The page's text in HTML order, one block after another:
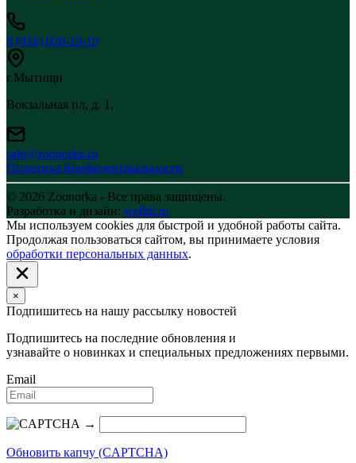
8 (916) 028-19-19
г.Мытищи
Вокзальная пл, д. 1,
sale@zoonorka.ru
Политика Конфиденциальности
© 2026 Zoonorka - Все права защищены.
Разработка и дизайн: welldi.ru
Мы используем cookies для быстрой и удобной работы сайта.
Продолжая пользоваться сайтом, вы принимаете условия
обработки персональных данных.
×
Подпишитесь на нашу рассылку новостей
Подпишитесь на последние обновления и
узнавайте о новинках и специальных предложениях первыми.
Email
→
Обновить капчу (CAPTCHA)